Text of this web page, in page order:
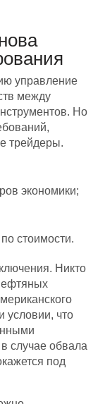
управление
между
Но
трейдеры.
экономики;
стоимости.
Никто
условии, что
случае обвала
под